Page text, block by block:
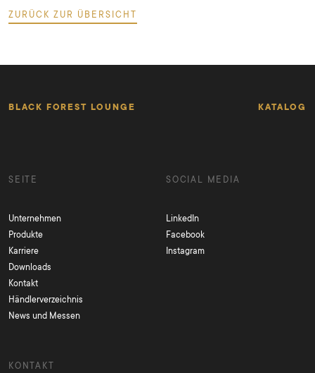
ZURÜCK ZUR ÜBERSICHT
BLACK FOREST LOUNGE KATALOG
SEITE
Unternehmen
Produkte
Karriere
Downloads
Kontakt
Händlerverzeichnis
News und Messen
SOCIAL MEDIA
LinkedIn
Facebook
Instagram
KONTAKT